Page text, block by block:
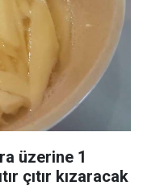
üzerine 1
çıtır kızaracak